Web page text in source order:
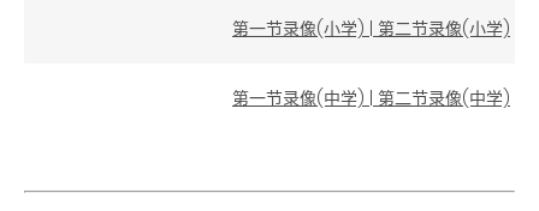
第一节录像(小学) | 第二节录像(小学)
第一节录像(中学) | 第二节录像(中学)